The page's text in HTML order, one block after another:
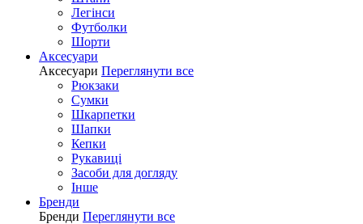
Легінси
Футболки
Шорти
Аксесуари
Аксесуари Переглянути все
Рюкзаки
Сумки
Шкарпетки
Шапки
Кепки
Рукавиці
Засоби для догляду
Інше
Бренди
Бренди Переглянути все